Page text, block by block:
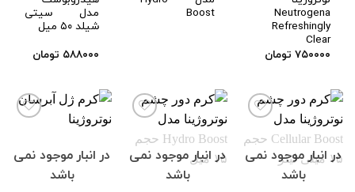
Neutrogena
Refreshingly
Clear
۷۵۰۰۰۰ تومان
Boost مدل سیتی
شیلد ۵۰ میل
۵۸۸۰۰۰ تومان
افزودن
در انبار موجود نمی
باشد
افزودن
در انبار موجود نمی
باشد
افزودن
در انبار موجود نمی
باشد